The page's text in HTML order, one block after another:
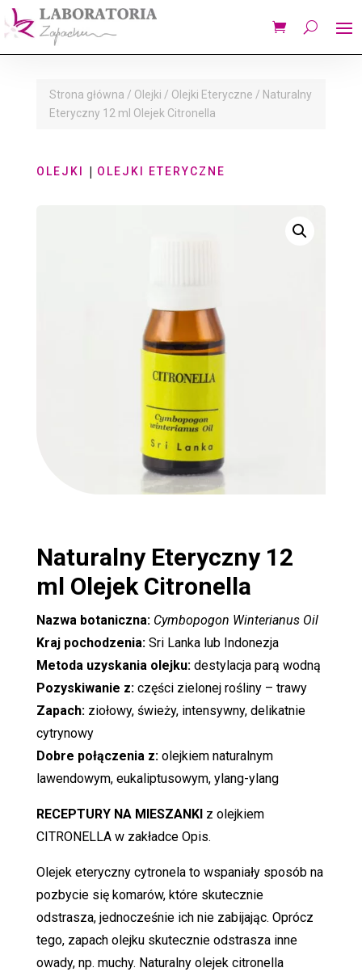
Strona główna / Olejki / Olejki Eteryczne / Naturalny
Eteryczny 12 ml Olejek Citronella
OLEJKI | OLEJKI ETERYCZNE
Naturalny Eteryczny 12
ml Olejek Citronella
Nazwa botaniczna: Cymbopogon WinterianusOil
Kraj pochodzenia: Sri Lanka lub Indonezja
Metoda uzyskania olejku: destylacja parą wodną
Pozyskiwanie z: części zielonej rośliny – trawy
Zapach: ziołowy, świeży, intensywny, delikatnie
cytrynowy
Dobre połączenia z: olejkiem naturalnym
lawendowym, eukaliptusowym, ylang-ylang
RECEPTURY NA MIESZANKI z olejkiem
CITRONELLA w zakładce Opis.
Olejek eteryczny cytronela to wspaniały sposób na
pozbycie się komarów, które skutecznie
odstrasza, jednocześnie ich nie zabijając. Oprócz
tego, zapach olejku skutecznie odstrasza inne
owady, np. muchy. Naturalny olejek citronella